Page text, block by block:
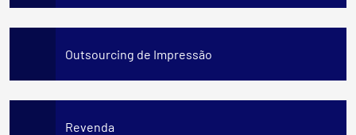
Outsourcing de Impressão
Revenda